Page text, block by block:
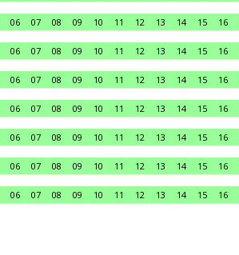
06 07 08 09 10 11 12 13 14 15 16
06 07 08 09 10 11 12 13 14 15 16
06 07 08 09 10 11 12 13 14 15 16
06 07 08 09 10 11 12 13 14 15 16
06 07 08 09 10 11 12 13 14 15 16
06 07 08 09 10 11 12 13 14 15 16
06 07 08 09 10 11 12 13 14 15 16